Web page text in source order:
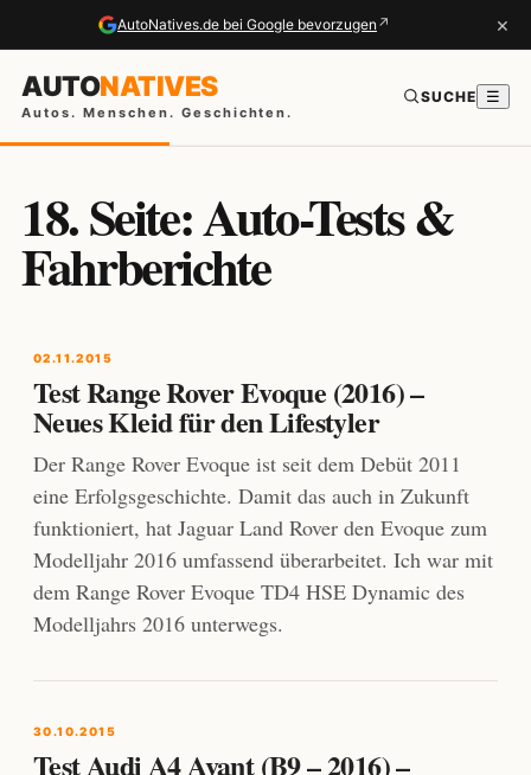
AutoNatives.de bei Google bevorzugen ↗ ×
AUTONATIVES
Autos. Menschen. Geschichten.
SUCHE ☰
18. Seite: Auto-Tests &
Fahrberichte
02.11.2015
Test Range Rover Evoque (2016) –
Neues Kleid für den Lifestyler
Der Range Rover Evoque ist seit dem Debüt 2011
eine Erfolgsgeschichte. Damit das auch in Zukunft
funktioniert, hat Jaguar Land Rover den Evoque zum
Modelljahr 2016 umfassend überarbeitet. Ich war mit
dem Range Rover Evoque TD4 HSE Dynamic des
Modelljahrs 2016 unterwegs.
30.10.2015
Test Audi A4 Avant (B9 – 2016) –